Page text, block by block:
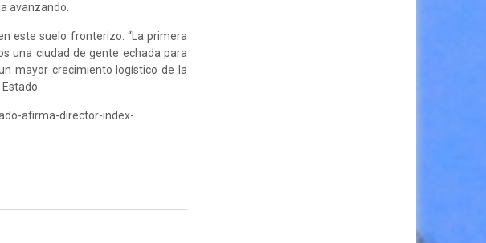
avanzando.
este suelo fronterizo. “La primera
una ciudad de gente echada para
mayor crecimiento logístico de la
afirma-director-index-